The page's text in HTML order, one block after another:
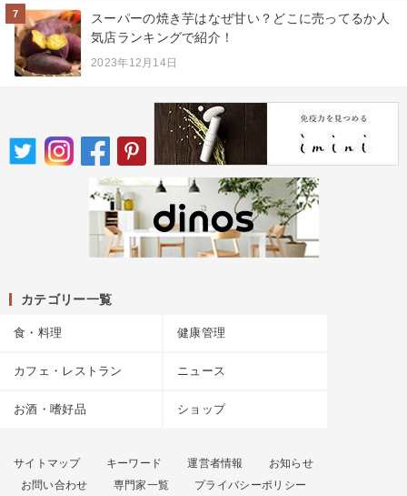
7
スーパーの焼き芋はなぜ甘い？どこに売ってるか人
気店ランキングで紹介！
2023年12月14日
カテゴリー一覧
食・料理 健康管理
カフェ・レストラン ニュース
お酒・嗜好品 ショップ
サイトマップ キーワード 運営者情報
お知らせ
お問い合わせ
専門家一覧 プライバシーポリシー